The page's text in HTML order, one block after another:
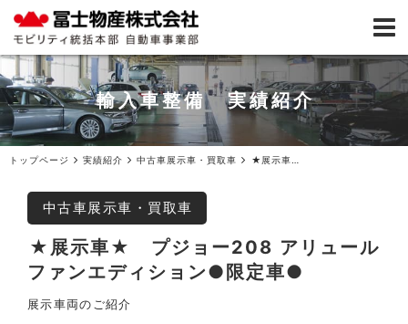
輸入車整備 実績紹介
トップページ 実績紹介 中古車展示車・買取車
中古車展示車・買取車
★展示車★ プジョー208 アリュール
ファンエディション●限定車●
展示車両のご紹介